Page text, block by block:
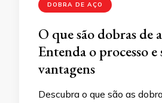
DOBRA DE AÇO
O que são dobras de
Entenda o processo e
vantagens
Descubra o que são as